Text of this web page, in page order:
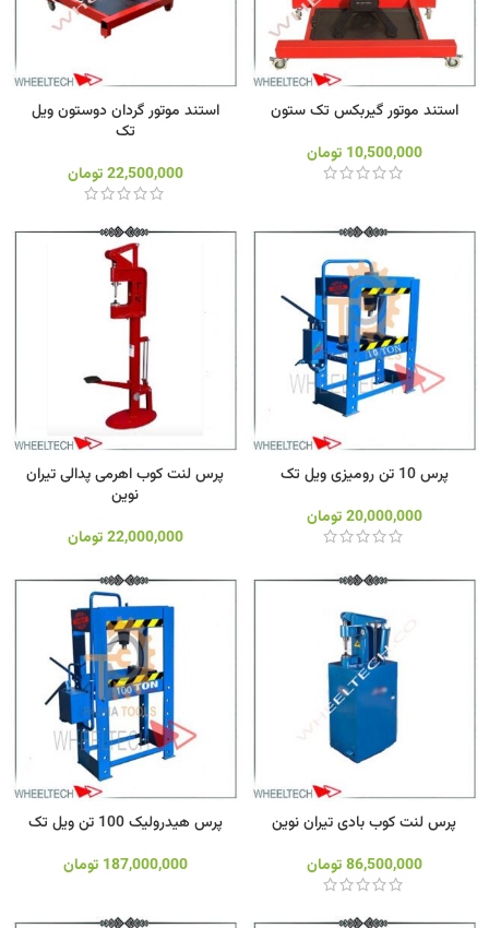
استند موتور گیربکس تک ستون
10,500,000 تومان
استند موتور گردان دوستون ویل
تک
22,500,000 تومان
پرس 10 تن رومیزی ویل تک
20,000,000 تومان
پرس لنت کوب اهرمی پدالی تیران
نوین
22,000,000 تومان
پرس لنت کوب بادی تیران نوین
86,500,000 تومان
پرس هیدرولیک 100 تن ویل تک
187,000,000 تومان